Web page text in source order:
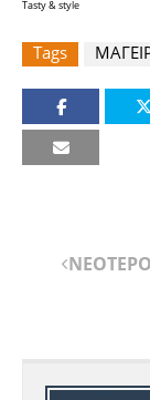
Tasty & style
Tags